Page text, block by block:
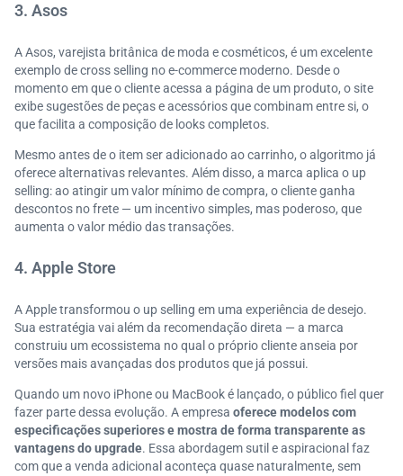
3. Asos
A Asos, varejista britânica de moda e cosméticos, é um excelente
exemplo de cross selling no e-commerce moderno. Desde o
momento em que o cliente acessa a página de um produto, o site
exibe sugestões de peças e acessórios que combinam entre si, o
que facilita a composição de looks completos.
Mesmo antes de o item ser adicionado ao carrinho, o algoritmo já
oferece alternativas relevantes. Além disso, a marca aplica o up
selling: ao atingir um valor mínimo de compra, o cliente ganha
descontos no frete — um incentivo simples, mas poderoso, que
aumenta o valor médio das transações.
4. Apple Store
A Apple transformou o up selling em uma experiência de desejo.
Sua estratégia vai além da recomendação direta — a marca
construiu um ecossistema no qual o próprio cliente anseia por
versões mais avançadas dos produtos que já possui.
Quando um novo iPhone ou MacBook é lançado, o público fiel quer
fazer parte dessa evolução. A empresa oferece modelos com
especificações superiores e mostra de forma transparente as
vantagens do upgrade. Essa abordagem sutil e aspiracional faz
com que a venda adicional aconteça quase naturalmente, sem